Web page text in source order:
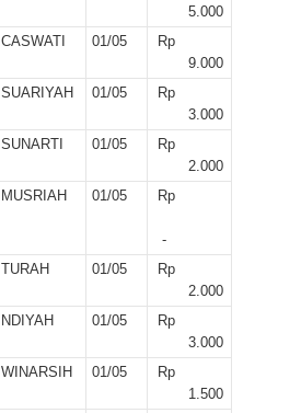
5.000
CASWATI 01/05
Rp
9.000
SUARIYAH 01/05
Rp
3.000
SUNARTI 01/05
Rp
2.000
MUSRIAH 01/05 Rp
-
TURAH 01/05
Rp
2.000
NDIYAH 01/05
Rp
3.000
WINARSIH 01/05
Rp
1.500